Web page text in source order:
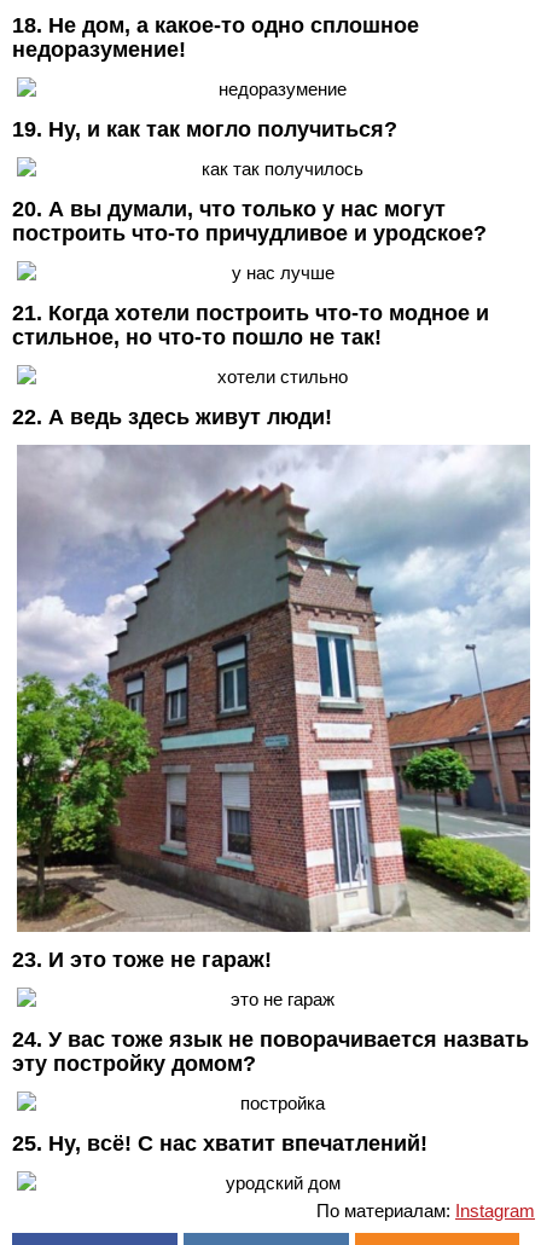
18. Не дом, а какое-то одно сплошное
недоразумение!
19. Ну, и как так могло получиться?
20. А вы думали, что только у нас могут
построить что-то причудливое и уродское?
21. Когда хотели построить что-то модное и
стильное, но что-то пошло не так!
22. А ведь здесь живут люди!
23. И это тоже не гараж!
24. У вас тоже язык не поворачивается назвать
эту постройку домом?
25. Ну, всё! С нас хватит впечатлений!
По материалам: Instagram